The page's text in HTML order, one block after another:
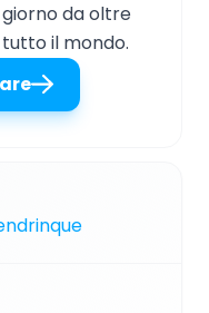
da oltre
il mondo.